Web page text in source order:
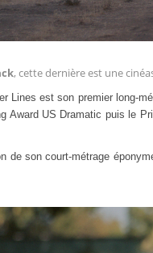
, cette dernière est une
Lines est son premier long-
Award US Dramatic puis le
de son court-métrage